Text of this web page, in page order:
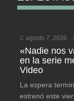
agosto 7, 2026
«Nadie nos
en la serie
Video
La espera
estrenó este